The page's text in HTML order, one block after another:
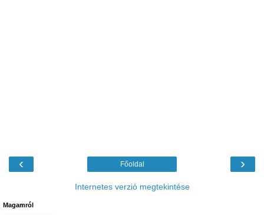
‹ ›
Főoldal
Internetes verzió megtekintése
Magamról